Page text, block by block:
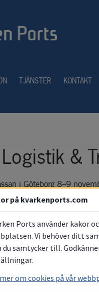
TJÄNSTER KONTAKT
&
i Göteborg 8–9
Ports ut
Tillsammans
som Umeå,
på kvarkenports.com
Ports använder kakor
Vi behöver ditt
du samtycker till.
om cookies på vår